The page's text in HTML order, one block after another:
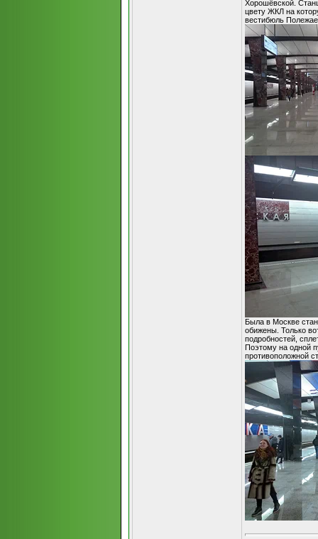
Хорошёвской.
цвету ЖКЛ на
вестибюль
Была в Москве
обижены. Только
подробностей,
Поэтому на одной
противоположной